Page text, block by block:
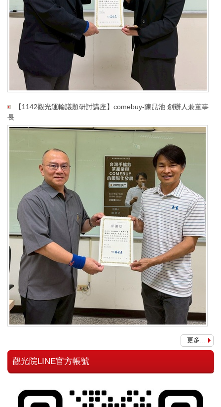
【1142觀光運輸議題研討講座】comebuy-陳昆池 創辦人兼董事
長
更多...
觀光院LINE官方帳號